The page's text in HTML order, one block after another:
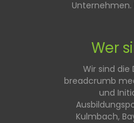
Unternehmen.
Wer
Wir sind
breadcrumb
und
Kulmbach,